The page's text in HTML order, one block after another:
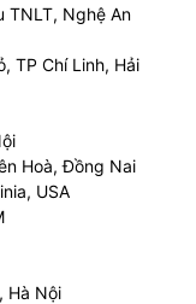
TNLT, Nghệ An
TP Chí Linh, Hải
Hoà, Đồng Nai
USA
Hà Nội